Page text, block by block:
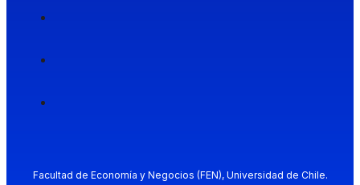
Facultad de Economía y Negocios (FEN), Universidad de Chile.